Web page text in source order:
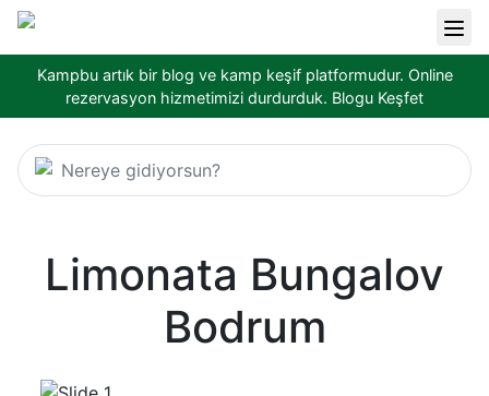
Kampbu artık bir blog ve kamp keşif platformudur. Online
rezervasyon hizmetimizi durdurduk. Blogu Keşfet
Nereye gidiyorsun?
Limonata Bungalov
Bodrum